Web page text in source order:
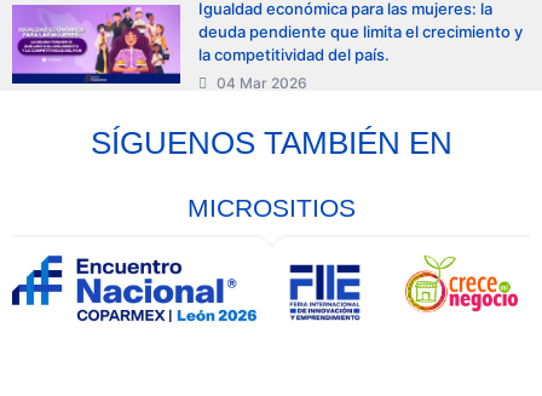
Igualdad económica para las mujeres: la
deuda pendiente que limita el crecimiento y
la competitividad del país.
04 Mar 2026
SÍGUENOS TAMBIÉN EN
MICROSITIOS